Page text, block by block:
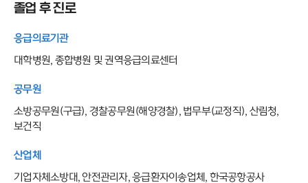
졸업 후 진로
응급의료기관
대학병원, 종합병원 및 권역응급의료센터
공무원
소방공무원(구급), 경찰공무원(해양경찰), 법무부(교정직), 산림청,
보건직
산업체
기업자체소방대, 안전관리자, 응급환자이송업체, 한국공항공사